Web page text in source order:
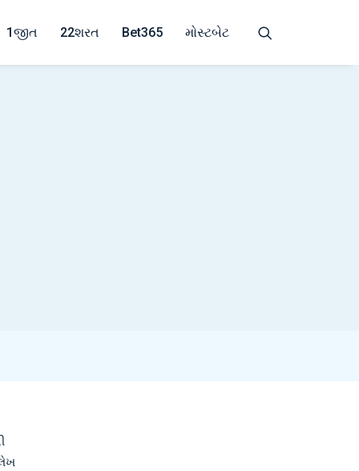
1જીત 22શરત Bet365 મોસ્ટબેટ